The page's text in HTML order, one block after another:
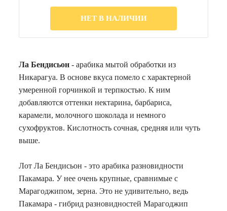
НЕТ В НАЛИЧИИ
Ла Бендисьон - арабика мытой обработки из
Никарагуа. В основе вкуса помело с характерной
умеренной горчинкой и терпкостью. К ним
добавляются оттенки нектарина, барбариса,
карамели, молочного шоколада и немного
сухофруктов. Кислотность сочная, средняя или чуть
выше.
Лот Ла Бендисьон - это арабика разновидности
Пакамара. У нее очень крупные, сравнимые с
Марагоджипом, зерна. Это не удивительно, ведь
Пакамара - гибрид разновидностей Марагоджип